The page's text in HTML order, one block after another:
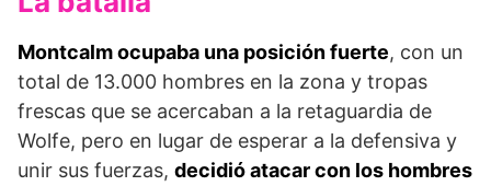
Montcalm ocupaba una posición fuerte, con un
total de 13.000 hombres en la zona y tropas
frescas que se acercaban a la retaguardia de
Wolfe, pero en lugar de esperar a la defensiva y
unir sus fuerzas, decidió ata­car con los hombres